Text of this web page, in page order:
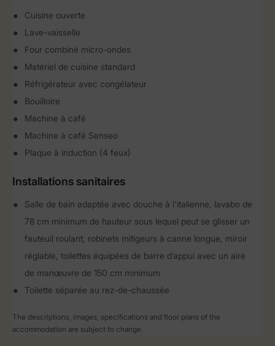
Cuisine ouverte
Lave-vaisselle
Four combiné micro-ondes
Matériel de cuisine standard
Réfrigérateur avec congélateur
Bouilloire
Machine à café
Machine à café Senseo
Plaque à induction (4 feux)
Installations sanitaires
Salle de bain adaptée avec douche à l'italienne, lavabo de
78 cm minimum de hauteur sous lequel peut se glisser un
fauteuil roulant, robinets mitigeurs à canne longue, miroir
réglable, toilettes équipées de barre d’appui avec un aire
de manœuvre de 150 cm minimum
Toilette séparée au rez-de-chaussée
The descriptions, images, specifications and floor plans of the
accommodation are subject to change.